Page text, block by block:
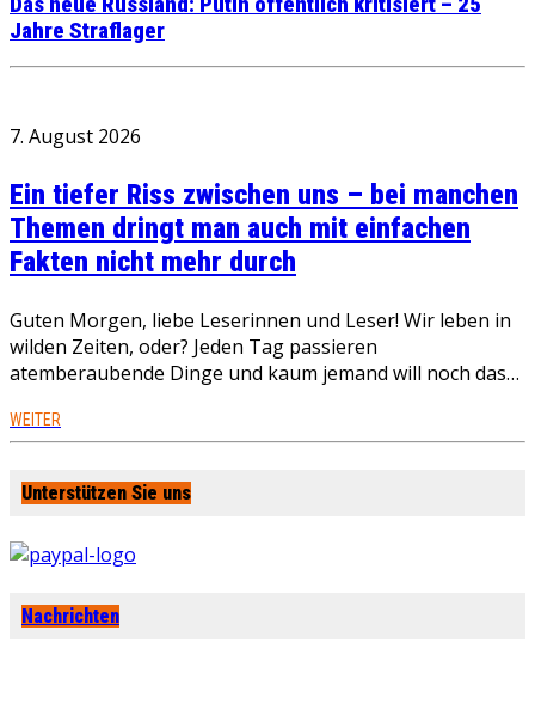
Jahre Straflager
7. August 2026
Ein tiefer Riss zwischen uns – bei manchen
Themen dringt man auch mit einfachen
Fakten nicht mehr durch
Guten Morgen, liebe Leserinnen und Leser! Wir leben in
wilden Zeiten, oder? Jeden Tag passieren
atemberaubende Dinge und kaum jemand will noch das…
WEITER
Unterstützen Sie uns
Nachrichten